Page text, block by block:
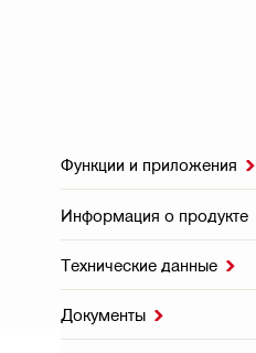
Функции и приложения 
Информация о продукте
Технические данные 
Документы 